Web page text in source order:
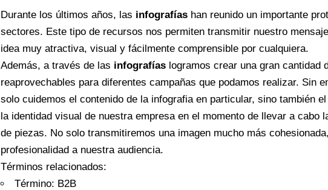
Durante los últimos años, las infografías han reunido un importante
sectores. Este tipo de recursos nos permiten transmitir nuestro
idea muy atractiva, visual y fácilmente comprensible por cualquiera.
Además, a través de las infografías logramos crear una gran cantidad
reaprovechables para diferentes campañas que podamos realizar. Sin
solo cuidemos el contenido de la infografia en particular, sino también
la identidad visual de nuestra empresa en el momento de llevar a cabo
de piezas. No solo transmitiremos una imagen mucho más
profesionalidad a nuestra audiencia.
Términos relacionados:
Término: B2B